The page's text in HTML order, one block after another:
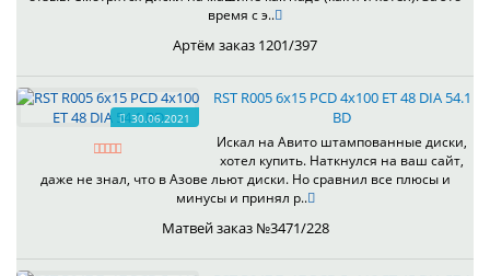
время с э..
Артём заказ 1201/397
30.06.2021
RST R005 6x15 PCD 4x100 ET 48 DIA 54.1
BD
Искал на Авито штампованные диски,
хотел купить. Наткнулся на ваш сайт,
даже не знал, что в Азове льют диски. Но сравнил все плюсы и
минусы и принял р..
Матвей заказ №3471/228